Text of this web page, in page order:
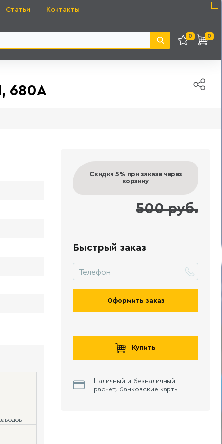
Статьи Контакты
0 0
680A
Скидка 5% при заказе через
корзину
500 руб.
Быстрый заказ
Оформить заказ
Купить
Наличный и безналичный
расчет, банковские карты